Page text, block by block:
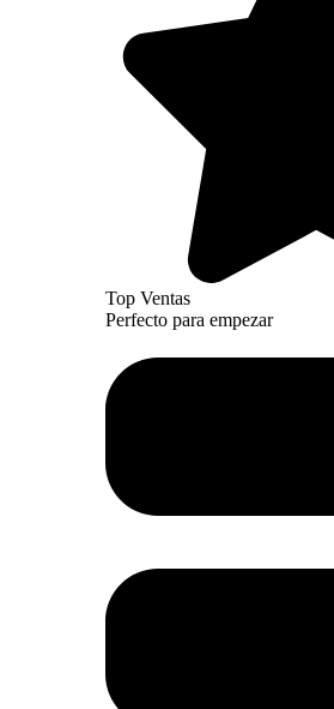
Top Ventas
Perfecto para empezar